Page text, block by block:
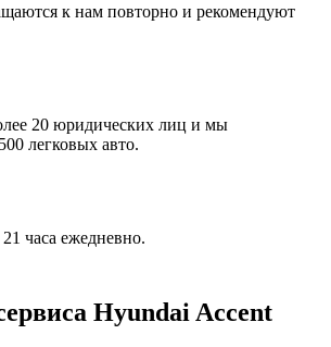
к нам повторно и рекомендуют
20 юридических лиц и мы
легковых авто.
часа ежедневно.
Hyundai Accent